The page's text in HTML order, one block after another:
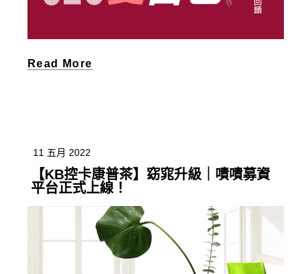
Read More
11 五月 2022
【KB控卡康普茶】窈窕升級｜嘖嘖募資
平台正式上線！